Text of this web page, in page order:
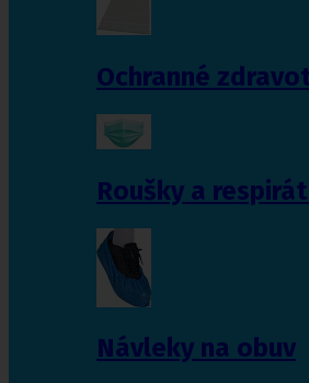
Ochranné
Roušky a
Návleky na obuv